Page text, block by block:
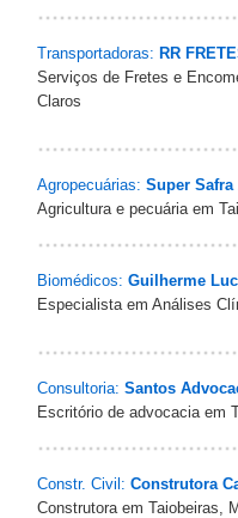
Transportadoras: RR
Serviços de Fretes e
Claros
Agropecuárias: Super
Agricultura e pecuária em
Biomédicos: Guilherme
Especialista em Análises
Consultoria: Santos
Escritório de advocacia em
Constr. Civil: Construtora
Construtora em Taiobeiras,